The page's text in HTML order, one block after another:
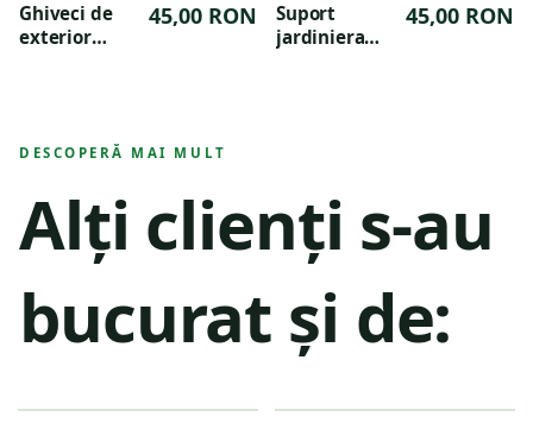
culoarea
negru
Ghiveci de
exterior
45,00 RON
Suport
jardiniera
45,00 RON
DESCOPERĂ MAI MULT
Alți clienți s-au
bucurat și de: